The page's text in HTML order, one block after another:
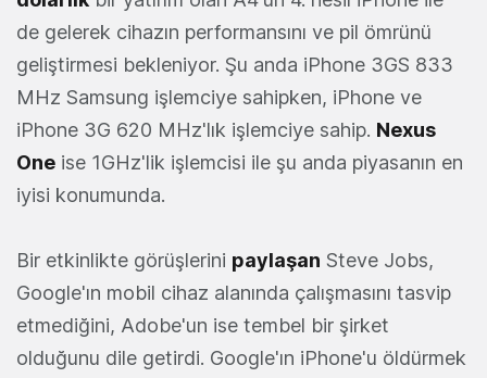
de gelerek cihazın performansını ve pil ömrünü
geliştirmesi bekleniyor. Şu anda iPhone 3GS 833
MHz Samsung işlemciye sahipken, iPhone ve
iPhone 3G 620 MHz'lık işlemciye sahip. Nexus
One ise 1GHz'lik işlemcisi ile şu anda piyasanın en
iyisi konumunda.
Bir etkinlikte görüşlerini paylaşan Steve Jobs,
Google'ın mobil cihaz alanında çalışmasını tasvip
etmediğini, Adobe'un ise tembel bir şirket
olduğunu dile getirdi. Google'ın iPhone'u öldürmek